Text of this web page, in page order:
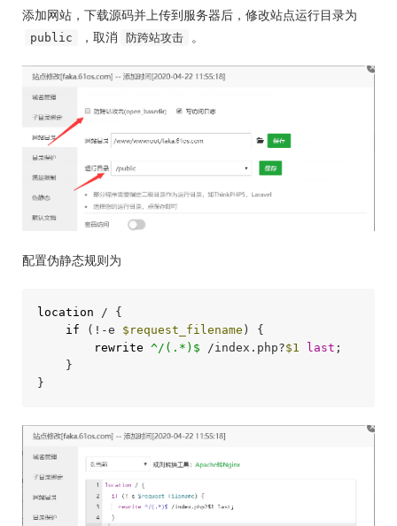
添加网站，下载源码并上传到服务器后，修改站点运行目录为
public ，取消 防跨站攻击 。
配置伪静态规则为
location / {
if (!-e $request_filename ) {
rewrite ^/(.*)$ /index.php?$1 last ;
    }
}